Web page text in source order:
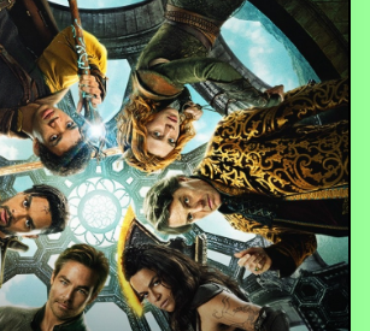
VINTAGE
PEOPLE
FOOD
BONS PLANS
SOUTENEZ KULTT